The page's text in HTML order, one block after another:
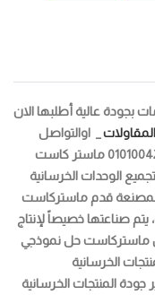
بجودة عالية أطلبها الان
_ اوالتواصل
ماستر كاست
الوحدات الخرسانية
قدم ماستركاست
صناعتها خصيصاً لإنتاج
ماستركاست حل نموذجي
الخرسانية
جودة المنتجات الخرسانية